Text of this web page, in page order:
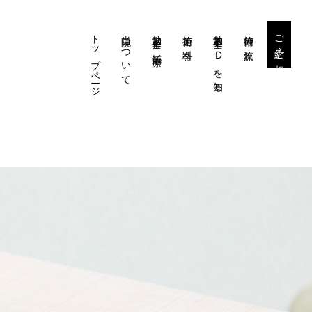
トップページ 当院について 勃起不全と鍼治療 施術と料金 勃起不全・EDを知る 施術の流れ ご予約・ご相談